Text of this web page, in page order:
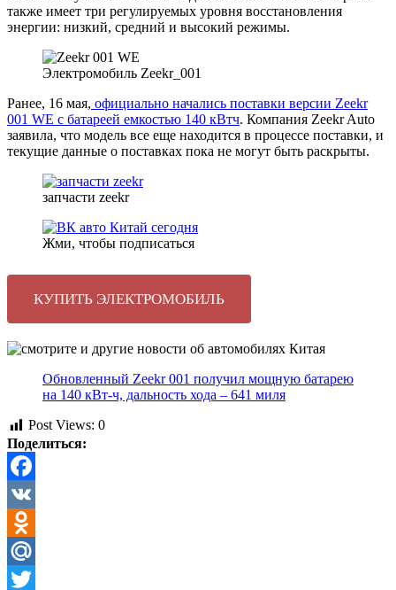
также имеет три регулируемых уровня восстановления
энергии: низкий, средний и высокий режимы.
Электромобиль Zeekr_001
Ранее, 16 мая, официально начались поставки версии Zeekr
001 WE с батареей емкостью 140 кВтч. Компания Zeekr Auto
заявила, что модель все еще находится в процессе поставки, и
текущие данные о поставках пока не могут быть раскрыты.
запчасти zeekr
Жми, чтобы подписаться
КУПИТЬ ЭЛЕКТРОМОБИЛЬ
Обновленный Zeekr 001 получил мощную батарею
на 140 кВт-ч, дальность хода – 641 миля
Post Views: 0
Поделиться:
Facebook
VK
Odnoklassniki
Mail.Ru